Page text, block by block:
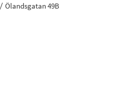
Ölandsgatan 49B